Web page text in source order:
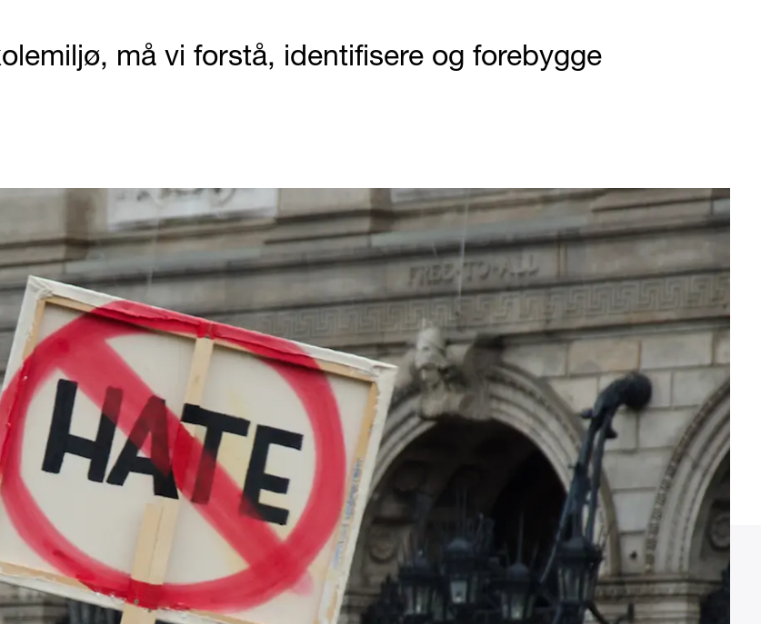
må vi forstå, identifisere og forebygge